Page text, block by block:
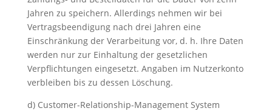
Jahren zu speichern. Allerdings nehmen wir bei
Vertragsbeendigung nach drei Jahren eine
Einschränkung der Verarbeitung vor, d. h. Ihre Daten
werden nur zur Einhaltung der gesetzlichen
Verpflichtungen eingesetzt. Angaben im Nutzerkonto
verbleiben bis zu dessen Löschung.
d) Customer-Relationship-Management System